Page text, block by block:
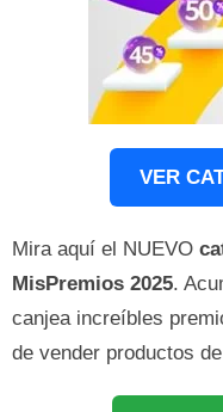
VER
Mira aquí el NUEVO
MisPremios 2025.
canjea increíbles
de vender productos